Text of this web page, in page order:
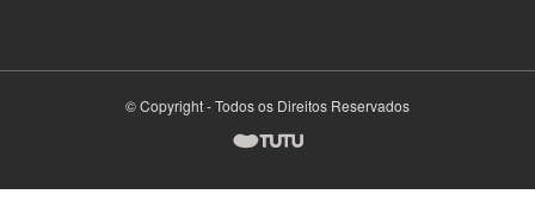
© Copyright - Todos os Direitos Reservados